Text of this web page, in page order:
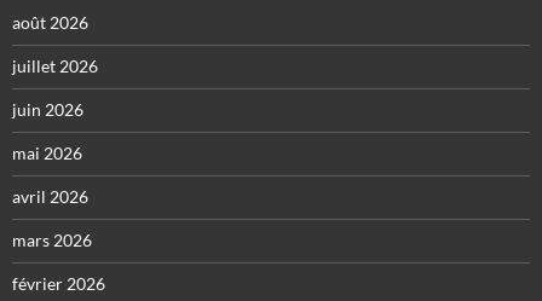
août 2026
juillet 2026
juin 2026
mai 2026
avril 2026
mars 2026
février 2026